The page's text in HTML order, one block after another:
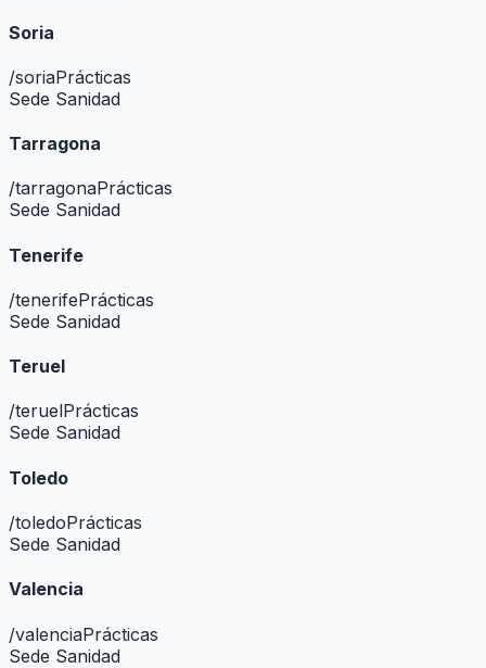
Soria
/soriaPrácticas
Sede Sanidad
Tarragona
/tarragonaPrácticas
Sede Sanidad
Tenerife
/tenerifePrácticas
Sede Sanidad
Teruel
/teruelPrácticas
Sede Sanidad
Toledo
/toledoPrácticas
Sede Sanidad
Valencia
/valenciaPrácticas
Sede Sanidad